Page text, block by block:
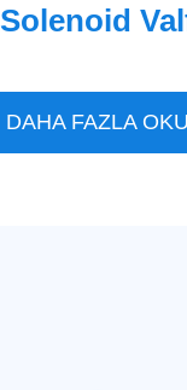
Solenoid
DAHA FAZLA OKU